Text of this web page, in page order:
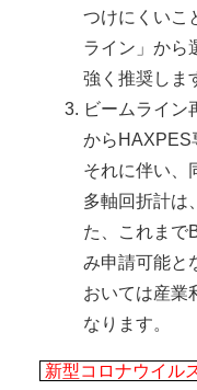
つけにくいこ
ライン」から
強く推奨しま
ビームライン
からHAXPES
それに伴い、
多軸回折計は
た、これまで
み申請可能と
おいては産業
なります。
新型コロナウイル